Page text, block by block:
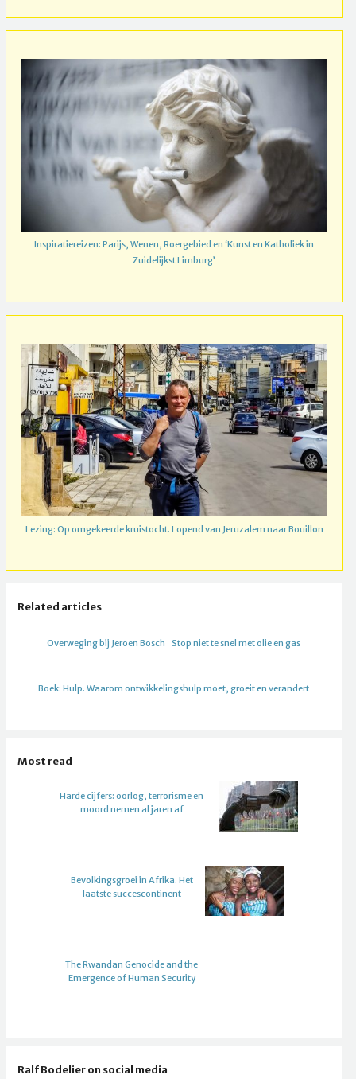
Inspiratiereizen: Parijs, Wenen, Roergebied en ‘Kunst en Katholiek in
Zuidelijkst Limburg’
Lezing: Op omgekeerde kruistocht. Lopend van Jeruzalem naar Bouillon
Related articles
Overweging bij Jeroen Bosch Stop niet te snel met olie en gas
Boek: Hulp. Waarom ontwikkelingshulp moet, groeit en verandert
Most read
Harde cijfers: oorlog, terrorisme en
moord nemen al jaren af
Bevolkingsgroei in Afrika. Het
laatste succescontinent
The Rwandan Genocide and the
Emergence of Human Security
Ralf Bodelier on social media